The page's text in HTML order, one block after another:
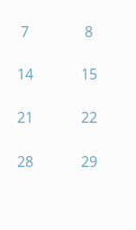
7 8
14 15
21 22
28 29